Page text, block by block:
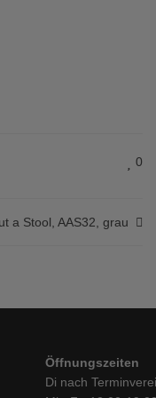
0
a Stool, AAS32, grau
Öffnungszeiten
Di nach